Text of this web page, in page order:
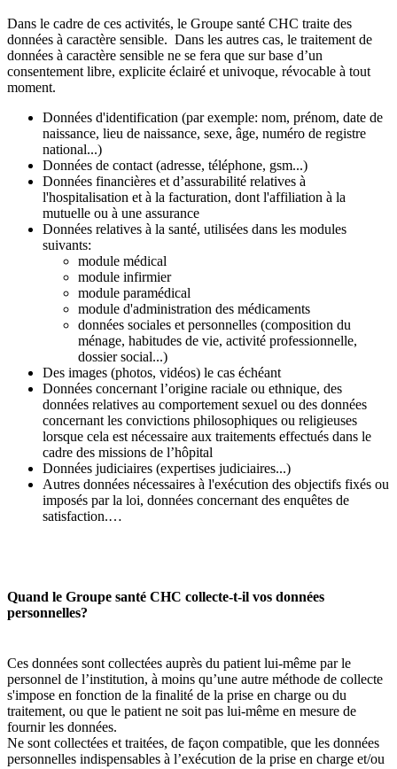
Dans le cadre de ces activités, le Groupe santé CHC traite des
données à caractère sensible. Dans les autres cas, le traitement de
données à caractère sensible ne se fera que sur base d’un
consentement libre, explicite éclairé et univoque, révocable à tout
moment.
Données d'identification (par exemple: nom, prénom, date de
naissance, lieu de naissance, sexe, âge, numéro de registre
national...)
Données de contact (adresse, téléphone, gsm...)
Données financières et d’assurabilité relatives à
l'hospitalisation et à la facturation, dont l'affiliation à la
mutuelle ou à une assurance
Données relatives à la santé, utilisées dans les modules
suivants:
module médical
module infirmier
module paramédical
module d'administration des médicaments
données sociales et personnelles (composition du
ménage, habitudes de vie, activité professionnelle,
dossier social...)
Des images (photos, vidéos) le cas échéant
Données concernant l’origine raciale ou ethnique, des
données relatives au comportement sexuel ou des données
concernant les convictions philosophiques ou religieuses
lorsque cela est nécessaire aux traitements effectués dans le
cadre des missions de l’hôpital
Données judiciaires (expertises judiciaires...)
Autres données nécessaires à l'exécution des objectifs fixés ou
imposés par la loi, données concernant des enquêtes de
satisfaction.…
Quand le Groupe santé CHC collecte-t-il vos données
personnelles?
Ces données sont collectées auprès du patient lui-même par le
personnel de l’institution, à moins qu’une autre méthode de collecte
s'impose en fonction de la finalité de la prise en charge ou du
traitement, ou que le patient ne soit pas lui-même en mesure de
fournir les données.
Ne sont collectées et traitées, de façon compatible, que les données
personnelles indispensables à l’exécution de la prise en charge et/ou